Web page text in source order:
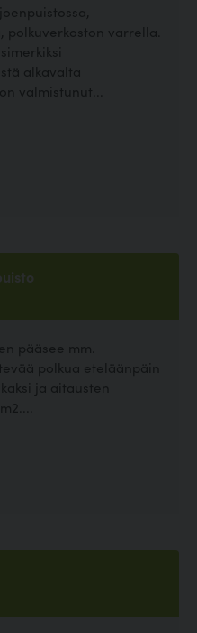
varrella.
alkavalta
valmistunut...
pääsee mm.
polkua eteläänpäin
ja aitausten